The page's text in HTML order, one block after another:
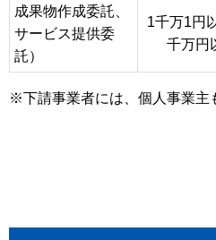
成果物作成委託、
サービス提供委
託）
1千万1円
千万円
※下請事業者には、個人事業主